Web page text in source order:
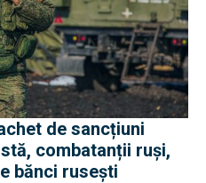
de sancțiuni
combatanții ruși,
bănci rusești